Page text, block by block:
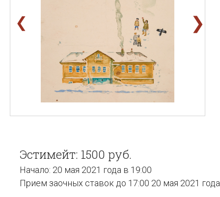
❮ ❯
Эстимейт: 1500 руб.
Начало: 20 мая 2021 года в 19:00
Прием заочных ставок до 17:00 20 мая 2021 года